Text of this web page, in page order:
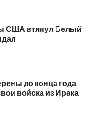
США втянул Белый
до конца года
войска из Ирака